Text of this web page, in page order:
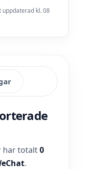
uppdaterad kl. 08
har totalt0
.